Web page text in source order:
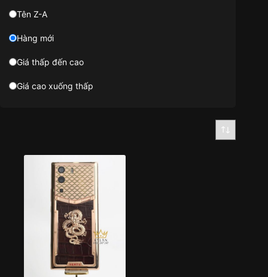
Tên Z-A
Hàng mới
Giá thấp đến cao
Giá cao xuống thấp